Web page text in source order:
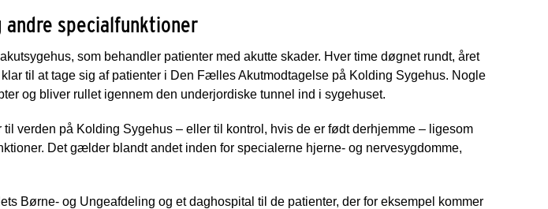
specialfunktioner
som behandler patienter med akutte skader. Hver time døgnet rundt, året
til at tage sig af patienter i Den Fælles Akutmodtagelse på Kolding Sygehus. Nogle
og bliver rullet igennem den underjordiske tunnel ind i sygehuset.
verden på Kolding Sygehus – eller til kontrol, hvis de er født derhjemme – ligesom
Det gælder blandt andet inden for specialerne hjerne- og nervesygdomme,
Børne- og Ungeafdeling og et daghospital til de patienter, der for eksempel kommer